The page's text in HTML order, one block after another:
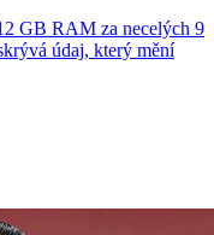
GB RAM za necelých 9
údaj, který mění